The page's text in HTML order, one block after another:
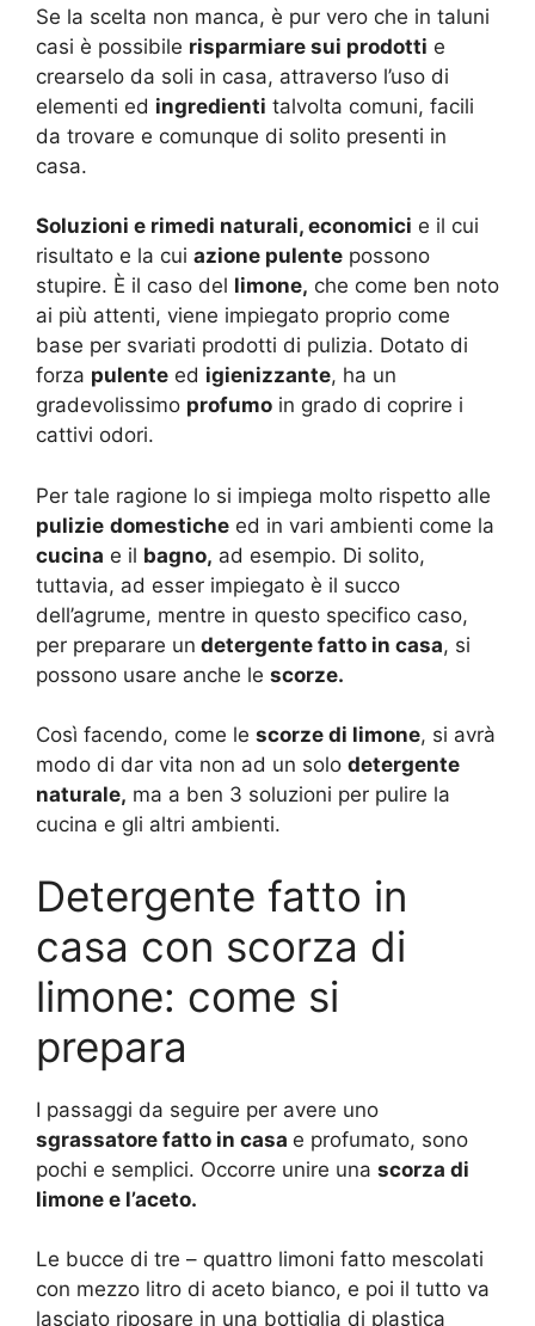
Se la scelta non manca, è pur vero che in taluni
casi è possibile risparmiare sui prodotti e
crearselo da soli in casa, attraverso l’uso di
elementi ed ingredienti talvolta comuni, facili
da trovare e comunque di solito presenti in
casa.
Soluzioni e rimedi naturali, economici e il cui
risultato e la cui azione pulente possono
stupire. È il caso del limone, che come ben noto
ai più attenti, viene impiegato proprio come
base per svariati prodotti di pulizia. Dotato di
forza pulente ed igienizzante, ha un
gradevolissimo profumo in grado di coprire i
cattivi odori.
Per tale ragione lo si impiega molto rispetto alle
pulizie domestiche ed in vari ambienti come la
cucina e il bagno, ad esempio. Di solito,
tuttavia, ad esser impiegato è il succo
dell’agrume, mentre in questo specifico caso,
per preparare un detergente fatto in casa, si
possono usare anche le scorze.
Così facendo, come le scorze di limone, si avrà
modo di dar vita non ad un solo detergente
naturale, ma a ben 3 soluzioni per pulire la
cucina e gli altri ambienti.
Detergente fatto in
casa con scorza di
limone: come si
prepara
I passaggi da seguire per avere uno
sgrassatore fatto in casa e profumato, sono
pochi e semplici. Occorre unire una scorza di
limone e l’aceto.
Le bucce di tre – quattro limoni fatto mescolati
con mezzo litro di aceto bianco, e poi il tutto va
lasciato riposare in una bottiglia di plastica